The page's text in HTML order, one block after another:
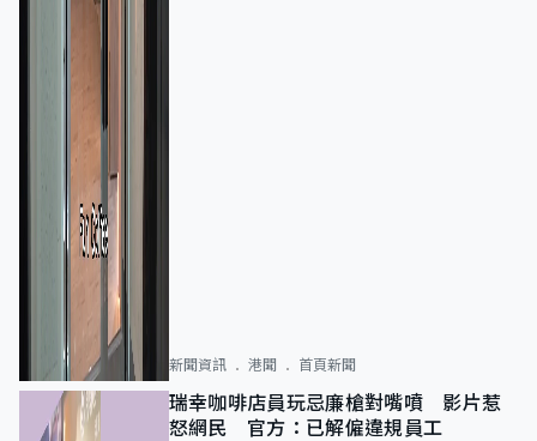
新聞資訊 港聞 首頁新聞
瑞幸咖啡店員玩忌廉槍對嘴噴 影片惹
怒網民 官方：已解僱違規員工